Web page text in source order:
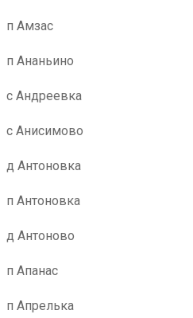
п Амзас
п Ананьино
с Андреевка
с Анисимово
д Антоновка
п Антоновка
д Антоново
п Апанас
п Апрелька